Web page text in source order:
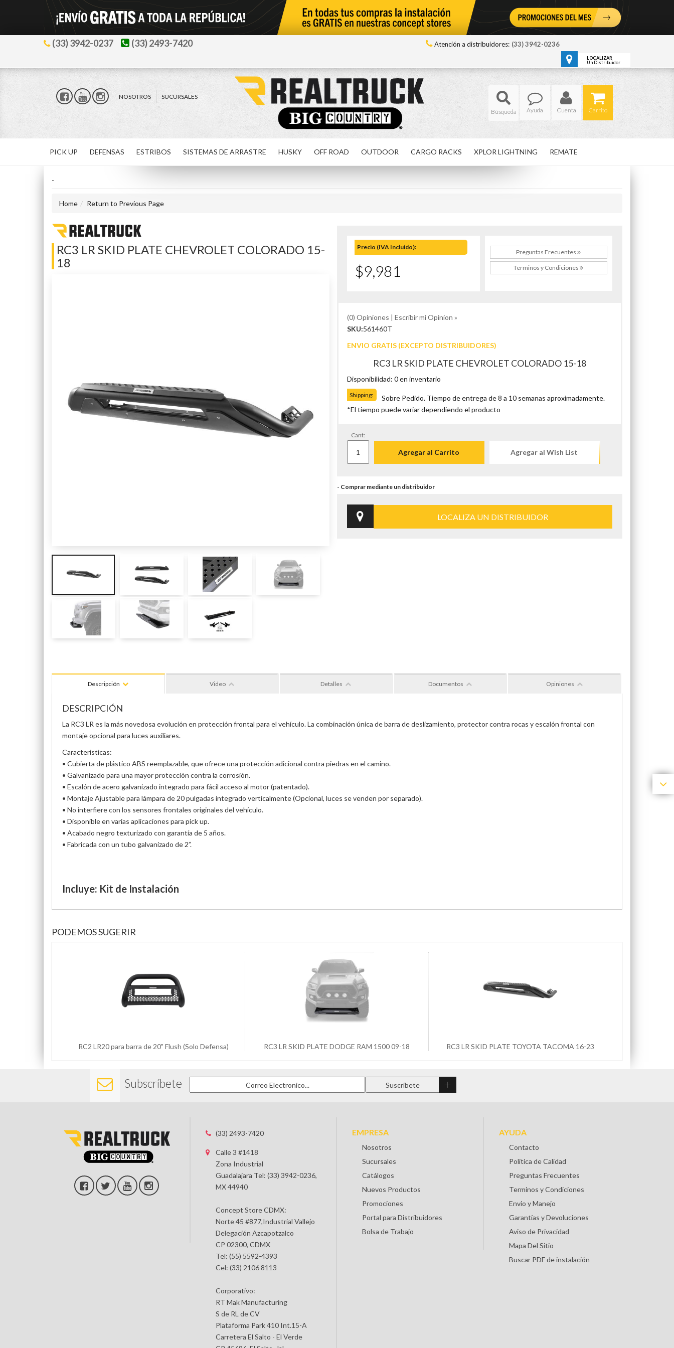
(33) 3942-0237 (33) 2493-7420 Atención a distribuidores: (33) 3942-0236
LOCALIZAR
Un Distribuidor
NOSOTROS
SUCURSALES
Ayuda
Cuenta Carrito
PICK UP DEFENSAS ESTRIBOS SISTEMAS DE ARRASTRE HUSKY OFF ROAD OUTDOOR CARGO RACKS XPLOR LIGHTNING REMATE
-
Home Return to Previous Page
RC3 LR SKID PLATE CHEVROLET COLORADO 15-
18
Precio (IVA Incluido):
$9,981
Preguntas Frecuentes
Terminos y Condiciones
(0) Opiniones | Escribir mi Opinion »
SKU:561460T
ENVIO GRATIS (EXCEPTO DISTRIBUIDORES)
RC3 LR SKID PLATE CHEVROLET COLORADO 15-18
Disponibilidad: 0 en inventario
Shipping:
Sobre Pedido. Tiempo de entrega de 8 a 10 semanas aproximadamente.
*El tiempo puede variar dependiendo el producto
Cant:
Agregar al Carrito Agregar al Wish List
LOCALIZA UN DISTRIBUIDOR
Descripción Video Detalles Documentos Opiniones
DESCRIPCIÓN
La RC3 LR es la más novedosa evolución en protección frontal para el vehículo. La combinación única de barra de deslizamiento, protector contra rocas y escalón frontal con
montaje opcional para luces auxiliares.
Caracteristicas:
• Cubierta de plástico ABS reemplazable, que ofrece una protección adicional contra piedras en el camino.
• Galvanizado para una mayor protección contra la corrosión.
• Escalón de acero galvanizado integrado para fácil acceso al motor (patentado).
• Montaje Ajustable para lámpara de 20 pulgadas integrado verticalmente (Opcional, luces se venden por separado).
• No interfiere con los sensores frontales originales del vehículo.
• Disponible en varias aplicaciones para pick up.
• Acabado negro texturizado con garantía de 5 años.
• Fabricada con un tubo galvanizado de 2”.
Incluye: Kit de Instalación
PODEMOS SUGERIR
RC2 LR20 para barra de 20" Flush (Solo Defensa) RC3 LR SKID PLATE DODGE RAM 1500 09-18 RC3 LR SKID PLATE TOYOTA TACOMA 16-23
Subscríbete
(33) 2493-7420
Calle 3 #1418
Zona Industrial
Guadalajara Tel: (33) 3942-0236,
MX 44940
Concept Store CDMX:
Norte 45 #877,Industrial Vallejo
Delegación Azcapotzalco
CP 02300, CDMX
Tel: (55) 5592-4393
Cel: (33) 2106 8113
Corporativo:
RT Mak Manufacturing
S de RL de CV
Plataforma Park 410 Int.15-A
Carretera El Salto - El Verde
EMPRESA
Nosotros
Sucursales
Catálogos
Nuevos Productos
Promociones
Portal para Distribuidores
Bolsa de Trabajo
AYUDA
Contacto
Política de Calidad
Preguntas Frecuentes
Terminos y Condiciones
Envio y Manejo
Garantías y Devoluciones
Aviso de Privacidad
Mapa Del Sitio
Buscar PDF de instalación